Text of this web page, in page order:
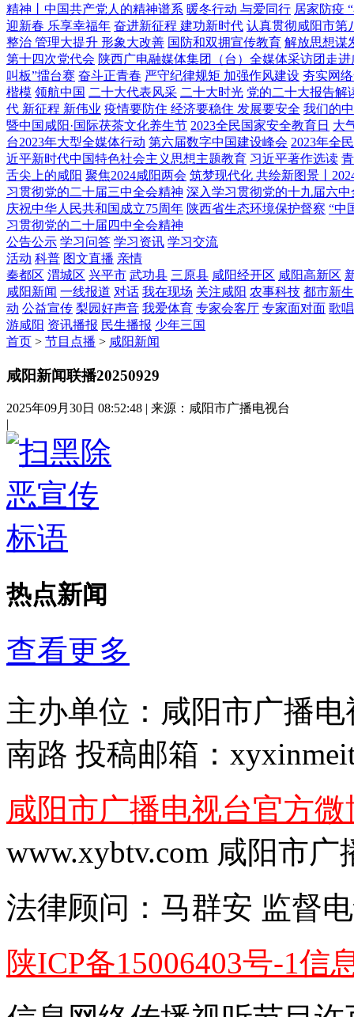
精神丨中国共产党人的精神谱系 暖冬行动 与爱同行 居家防疫
迎新春 乐享幸福年 奋进新征程 建功新时代 认真贯彻咸阳市第
整治 管理大提升 形象大改善 国防和双拥宣传教育 解放思想谋
第十四次党代会 陕西广电融媒体集团（台）全媒体采访团走进
叫板”擂台赛 奋斗正青春 严守纪律规矩 加强作风建设 夯实网
楷模 领航中国 二十大代表风采 二十大时光 党的二十大报告解
代 新征程 新伟业 疫情要防住 经济要稳住 发展要安全 我们的
暨中国咸阳·国际茯茶文化养生节 2023全民国家安全教育日 大
台2023年大型全媒体行动 第六届数字中国建设峰会 2023年全
近平新时代中国特色社会主义思想主题教育 习近平著作选读
舌尖上的咸阳 聚焦2024咸阳两会 筑梦现代化 共绘新图景丨
习贯彻党的二十届三中全会精神 深入学习贯彻党的十九届六中
庆祝中华人民共和国成立75周年 陕西省生态环境保护督察 “中
习贯彻党的二十届四中全会精神
公告公示 学习问答 学习资讯 学习交流
活动 科普 图文直播 亲情
秦都区 渭城区 兴平市 武功县 三原县 咸阳经开区 咸阳高新区
咸阳新闻 一线报道 对话 我在现场 关注咸阳 农事科技 都市新
动 公益宣传 梨园好声音 我爱体育 专家会客厅 专家面对面 歌
游咸阳 资讯播报 民生播报 少年三国
首页 > 节目点播 > 咸阳新闻
咸阳新闻联播20250929
2025年09月30日 08:52:48 | 来源：咸阳市广播电视台
|
热点新闻
查看更多
主办单位： 咸阳市广播电
南路 投稿邮箱：
咸阳市广播电视台官方微
www.xybtv.com 咸阳市
法律顾问： 马群安 监督
陕ICP备15006403号-1信